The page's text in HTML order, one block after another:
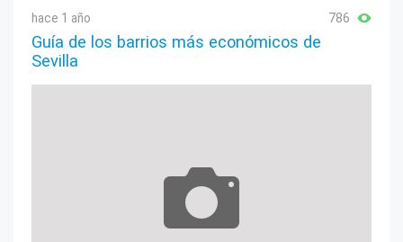
hace 1 año 786
Guía de los barrios más económicos de
Sevilla